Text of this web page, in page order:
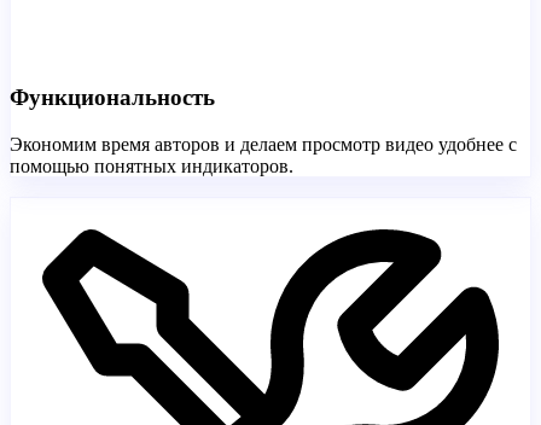
Функциональность
Экономим время авторов и делаем просмотр видео удобнее с
помощью понятных индикаторов.